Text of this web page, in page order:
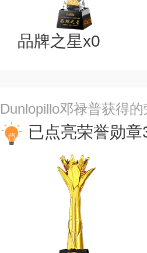
品牌之星x0
Dunlopillo邓禄普获得
已点亮荣誉勋章